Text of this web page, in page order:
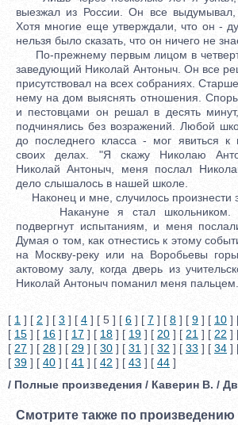
выезжал из России. Он все выдумывал,
Хотя многие еще утверждали, что он -
нельзя было сказать, что он ничего не
По-прежнему первым лицом в
заведующий Николай Антоныч. Он все
присутствовал на всех собраниях.
нему на дом выяснять отношения.
и пестовцами он решал в десять
подчинялись без возражений. Любой
до последнего класса - мог явиться к
своих делах. "Я скажу Николаю
Николай Антоныч, меня послал
дело слышалось в нашей школе.
Наконец и мне, случилось произнести
Накануне я стал школьником.
подвергнут испытаниям, и меня
Думая о том, как отнестись к этому
на Москву-реку или на Воробьевы
актовому залу, когда дверь из
Николай Антоныч поманил меня пальцем.
[ 1 ] [ 2 ] [ 3 ] [ 4 ] [ 5 ] [ 6 ] [ 7 ] [ 8 ] [ 9 ] [ 10 ]
[ 15 ] [ 16 ] [ 17 ] [ 18 ] [ 19 ] [ 20 ] [ 21 ] [ 22 ]
[ 27 ] [ 28 ] [ 29 ] [ 30 ] [ 31 ] [ 32 ] [ 33 ] [ 34 ]
[ 39 ] [ 40 ] [ 41 ] [ 42 ] [ 43 ] [ 44 ]
/ Полные произведения / Каверин В. /
Смотрите также по произведению